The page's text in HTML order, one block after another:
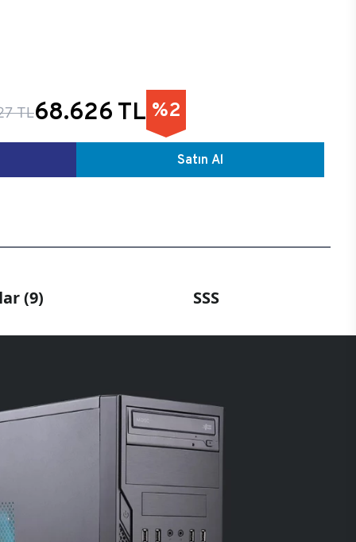
TL68.626 TL %2
Satın Al
(9) SSS